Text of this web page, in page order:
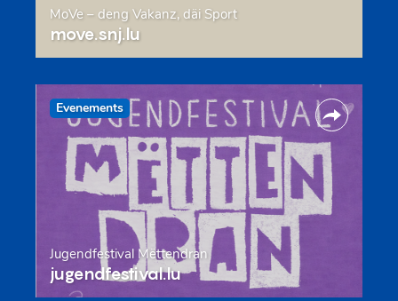
MoVe – deng Vakanz, däi Sport
move.snj.lu
Evenements
Jugendfestival Mëttendran
jugendfestival.lu